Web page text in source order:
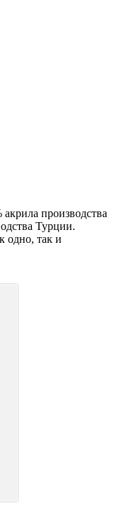
производства
Турции.
одно, так и